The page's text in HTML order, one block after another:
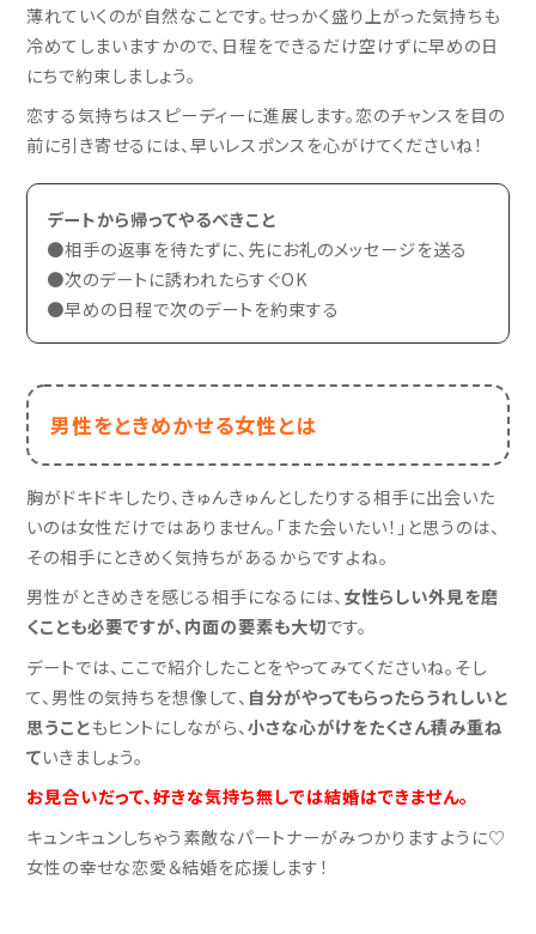
薄れていくのが自然なことです。せっかく盛り上がった気持ちも
冷めてしまいますかので、日程をできるだけ空けずに早めの日
にちで約束しましょう。
恋する気持ちはスピーディーに進展します。恋のチャンスを目の
前に引き寄せるには、早いレスポンスを心がけてくださいね！
デートから帰ってやるべきこと
●相手の返事を待たずに、先にお礼のメッセージを送る
●次のデートに誘われたらすぐOK
●早めの日程で次のデートを約束する
男性をときめかせる女性とは
胸がドキドキしたり、きゅんきゅんとしたりする相手に出会いた
いのは女性だけではありません。「また会いたい！」と思うのは、
その相手にときめく気持ちがあるからですよね。
男性がときめきを感じる相手になるには、 女性らしい外見を磨
くことも必要ですが、内面の要素も大切です。
デートでは、ここで紹介したことをやってみてくださいね。そし
て、男性の気持ちを想像して、 自分がやってもらったらうれしいと
思うこともヒントにしながら、小さな心がけをたくさん積み重ね
ていきましょう。
お見合いだって、好きな気持ち無しでは結婚はできません。
キュンキュンしちゃう素敵なパートナーがみつかりますように♡
女性の幸せな恋愛＆結婚を応援します！